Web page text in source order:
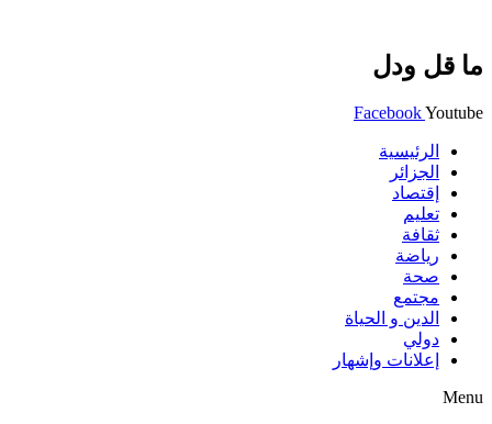
ما قل ودل
FacebookYoutube
الرئيسية
الجزائر
إقتصاد
تعليم
ثقافة
رياضة
صحة
مجتمع
الدين و الحياة
دولي
إعلانات وإشهار
Menu